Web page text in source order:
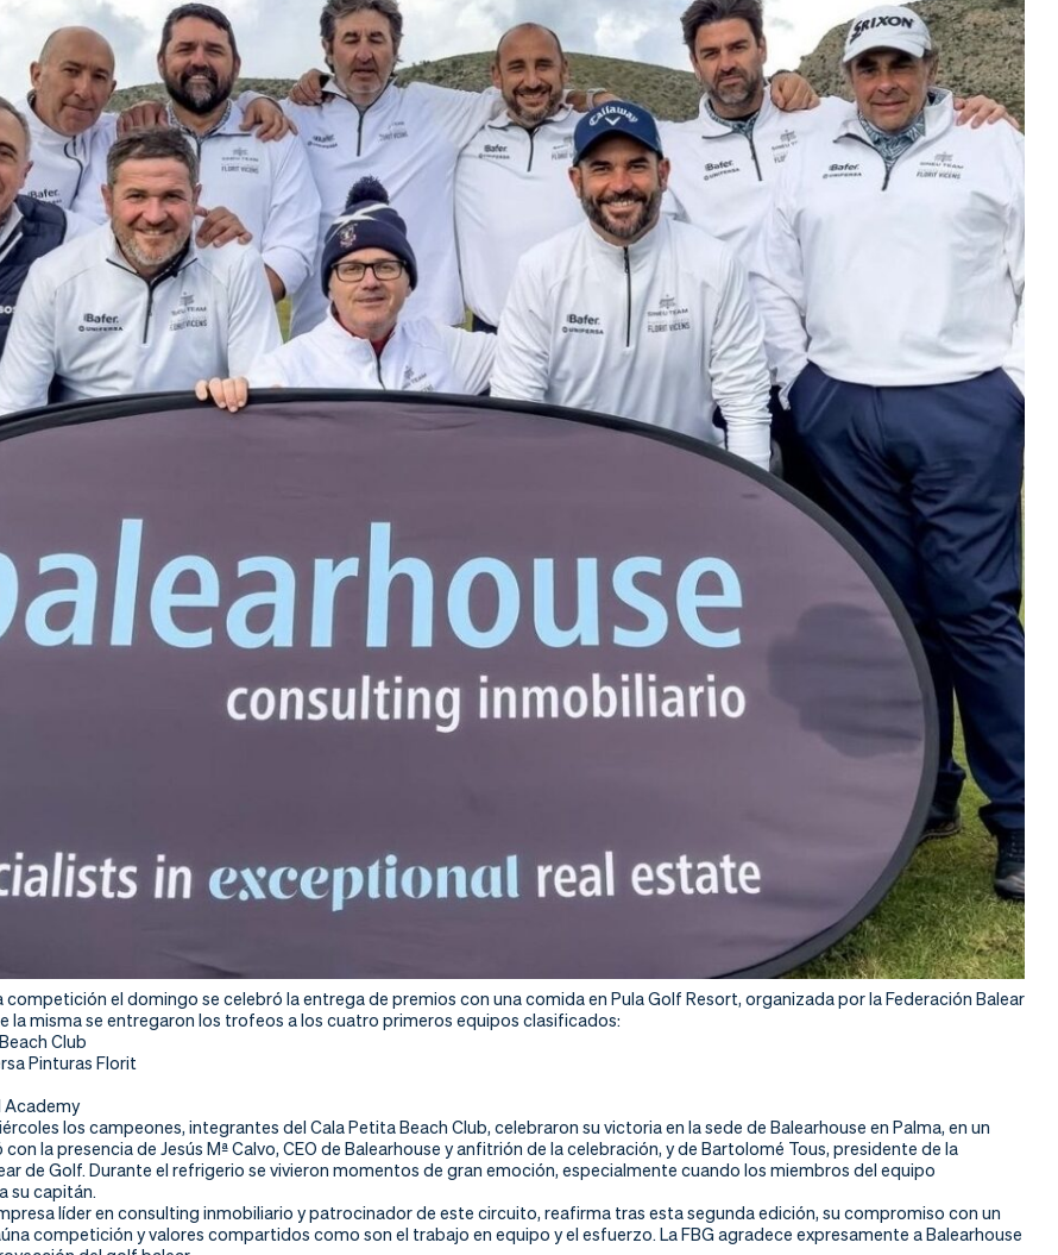
competición el domingo se celebró la entrega de premios con una comida en Pula Golf Resort, organizada por la Federación Balear
la misma se entregaron los trofeos a los cuatro primeros equipos clasificados:
Club
Pinturas Florit
Academy
los campeones, integrantes del Cala Petita Beach Club, celebraron su victoria en la sede de Balearhouse en Palma, en un
la presencia de Jesús Mª Calvo, CEO de Balearhouse y anfitrión de la celebración, y de Bartolomé Tous, presidente de la
de Golf. Durante el refrigerio se vivieron momentos de gran emoción, especialmente cuando los miembros del equipo
su capitán.
líder en consulting inmobiliario y patrocinador de este circuito, reafirma tras esta segunda edición, su compromiso con un
competición y valores compartidos como son el trabajo en equipo y el esfuerzo. La FBG agradece expresamente a Balearhouse